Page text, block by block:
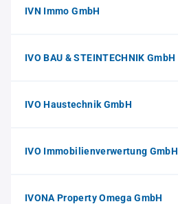
IVN Immo GmbH
IVO BAU & STEINTECHNIK GmbH
IVO Haustechnik GmbH
IVO Immobilienverwertung GmbH
IVONA Property Omega GmbH